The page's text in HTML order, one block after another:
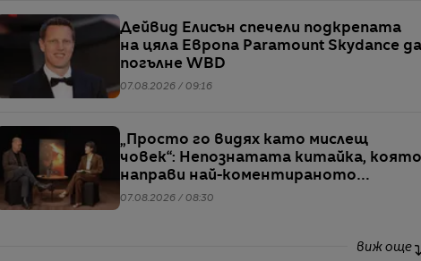
Дейвид Елисън спечели подкрепата
на цяла Европа Paramount Skydance да
погълне WBD
07.08.2026 / 09:16
„Просто го видях като мислещ
човек“: Непознатата китайка, която
направи най-коментираното
интервю с Кристофър Нолан
07.08.2026 / 08:30
виж още